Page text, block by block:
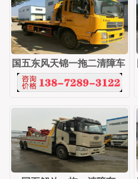
国五东风天锦一拖二清障车